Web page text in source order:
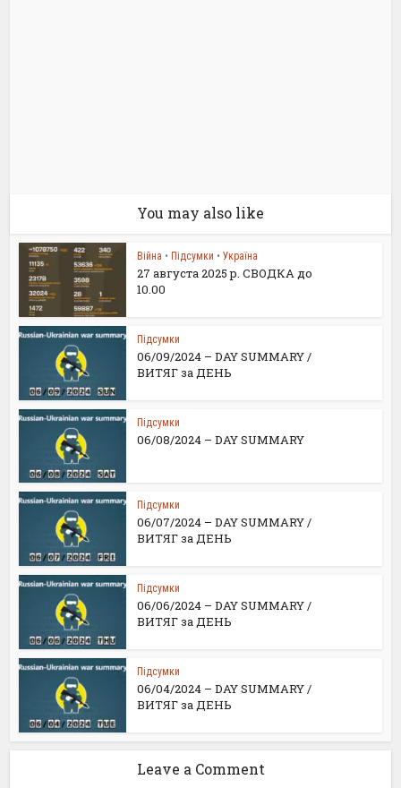
You may also like
Війна • Підсумки • Україна
27 августа 2025 р. СВОДКА до
10.00
Підсумки
06/09/2024 – DAY SUMMARY /
ВИТЯГ за ДЕНЬ
Підсумки
06/08/2024 – DAY SUMMARY
Підсумки
06/07/2024 – DAY SUMMARY /
ВИТЯГ за ДЕНЬ
Підсумки
06/06/2024 – DAY SUMMARY /
ВИТЯГ за ДЕНЬ
Підсумки
06/04/2024 – DAY SUMMARY /
ВИТЯГ за ДЕНЬ
Leave a Comment